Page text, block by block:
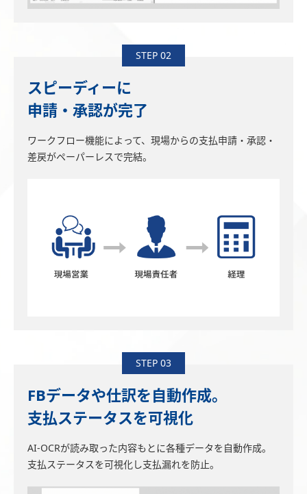
STEP 02
スピーディーに
申請・承認が完了
ワークフロー機能によって、現場からの支払申請・承認・
差戻がペーパーレスで完結。
STEP 03
FBデータや仕訳を自動作成。
支払ステータスを可視化
AI-OCRが読み取った内容もとに各種データを自動作成。
支払ステータスを可視化し支払漏れを防止。